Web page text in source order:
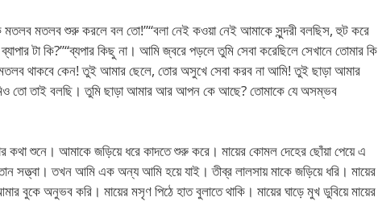
মতলব শুরু করলে বল তো!”“বলা নেই কওয়া নেই আমাকে সুন্দরী বলছিস, হুট করে
টা কি?”“ব্যপার কিছু না। আমি জ্বরে পড়লে তুমি সেবা করেছিলে সেখানে তোমার কি
থাকবে কেন! তুই আমার ছেলে, তোর অসুখে সেবা করব না আমি! তুই ছাড়া আমার
তাই বলছি। তুমি ছাড়া আমার আর আপন কে আছে? তোমাকে যে অসম্ভব
কথা শুনে। আমাকে জড়িয়ে ধরে কাদতে শুরু করে। মায়ের কোমল দেহের ছোঁয়া পেয়ে এ
সত্ত্বা। তখন আমি এক অন্য আমি হয়ে যাই। তীব্র লালসায় মাকে জড়িয়ে ধরি। মায়ের
বুকে অনুভব করি। মায়ের মসৃণ পিঠে হাত বুলাতে থাকি। মায়ের ঘাড়ে মুখ ডুবিয়ে মায়ের